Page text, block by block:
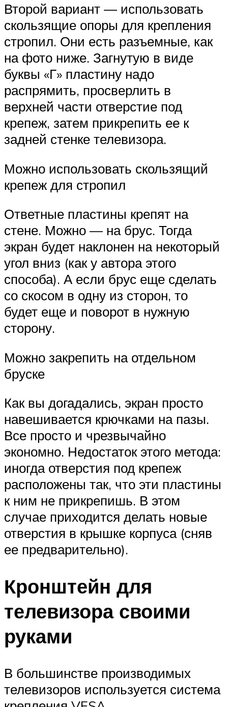
Второй вариант — использовать
скользящие опоры для крепления
стропил. Они есть разъемные, как
на фото ниже. Загнутую в виде
буквы «Г» пластину надо
распрямить, просверлить в
верхней части отверстие под
крепеж, затем прикрепить ее к
задней стенке телевизора.
Можно использовать скользящий
крепеж для стропил
Ответные пластины крепят на
стене. Можно — на брус. Тогда
экран будет наклонен на некоторый
угол вниз (как у автора этого
способа). А если брус еще сделать
со скосом в одну из сторон, то
будет еще и поворот в нужную
сторону.
Можно закрепить на отдельном
бруске
Как вы догадались, экран просто
навешивается крючками на пазы.
Все просто и чрезвычайно
экономно. Недостаток этого метода:
иногда отверстия под крепеж
расположены так, что эти пластины
к ним не прикрепишь. В этом
случае приходится делать новые
отверстия в крышке корпуса (сняв
ее предварительно).
Кронштейн для
телевизора своими
руками
В большинстве производимых
телевизоров используется система